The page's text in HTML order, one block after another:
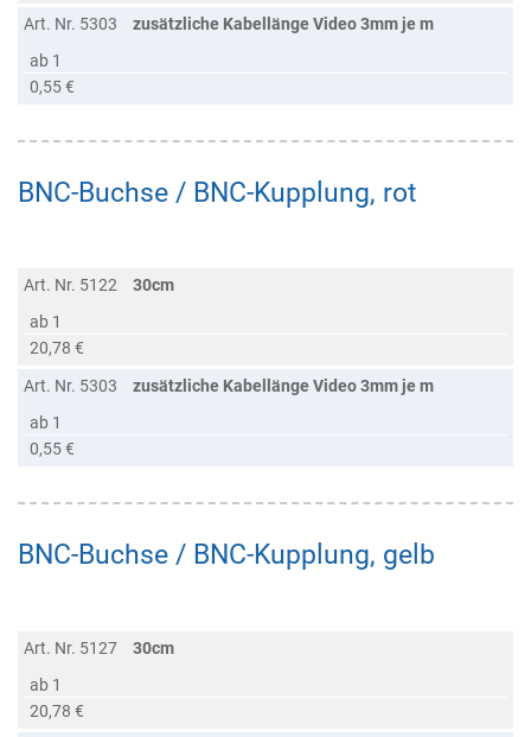
Art. Nr. 5303
zusätzliche Kabellänge Video 3mm je m
ab 1
0,55 €
BNC-Buchse / BNC-Kupplung, rot
Art. Nr. 5122
30cm
ab 1
20,78 €
Art. Nr. 5303
zusätzliche Kabellänge Video 3mm je m
ab 1
0,55 €
BNC-Buchse / BNC-Kupplung, gelb
Art. Nr. 5127
30cm
ab 1
20,78 €